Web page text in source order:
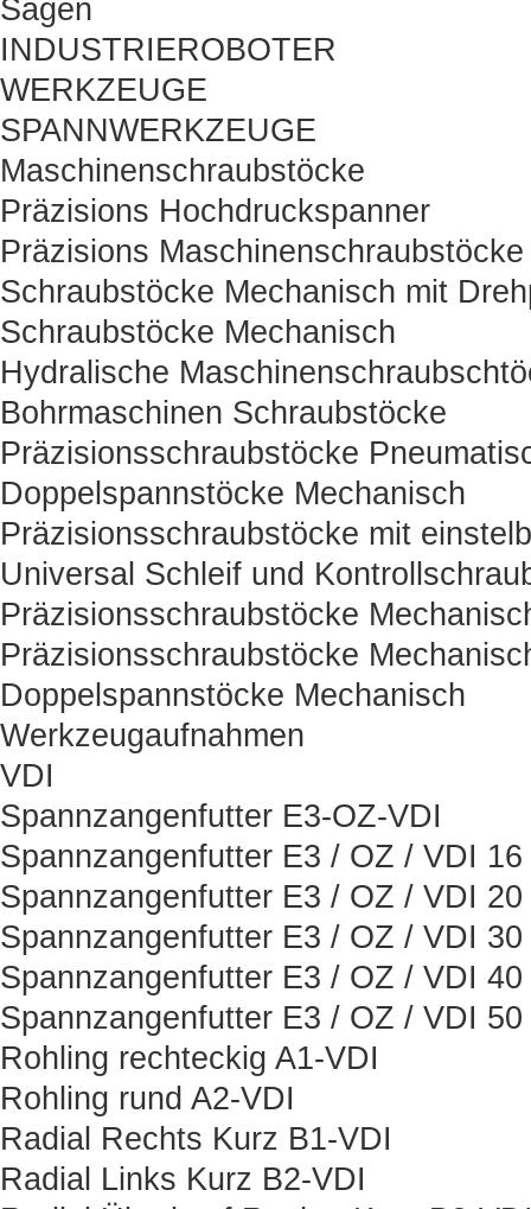
Sägen
INDUSTRIEROBOTER
WERKZEUGE
SPANNWERKZEUGE
Maschinenschraubstöcke
Präzisions Hochdruckspanner
Präzisions Maschinenschraubstöcke
Schraubstöcke Mechanisch mit
Schraubstöcke Mechanisch
Hydralische
Bohrmaschinen Schraubstöcke
Präzisionsschraubstöcke
Doppelspannstöcke Mechanisch
Präzisionsschraubstöcke mit
Universal Schleif und
Präzisionsschraubstöcke
Präzisionsschraubstöcke
Doppelspannstöcke Mechanisch
Werkzeugaufnahmen
VDI
Spannzangenfutter E3-OZ-VDI
Spannzangenfutter E3 / OZ / VDI 16
Spannzangenfutter E3 / OZ / VDI 20
Spannzangenfutter E3 / OZ / VDI 30
Spannzangenfutter E3 / OZ / VDI 40
Spannzangenfutter E3 / OZ / VDI 50
Rohling rechteckig A1-VDI
Rohling rund A2-VDI
Radial Rechts Kurz B1-VDI
Radial Links Kurz B2-VDI